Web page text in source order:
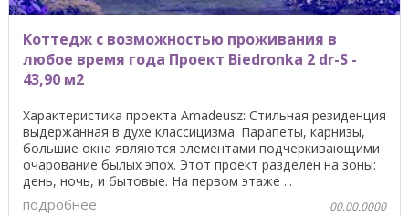
Коттедж с возможностью проживания в
любое время года Проект Biedronka 2 dr-S -
43,90 м2
Характеристика проекта Amadeusz: Стильная резиденция
выдержанная в духе классицизма. Парапеты, карнизы,
большие окна являются элементами подчеркивающими
очарование былых эпох. Этот проект разделен на зоны:
день, ночь, и бытовые. На первом этаже ...
подробнее 00.00.0000